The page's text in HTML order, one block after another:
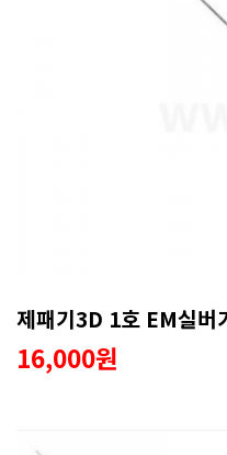
제패기3D 1호 EM실버
16,000원